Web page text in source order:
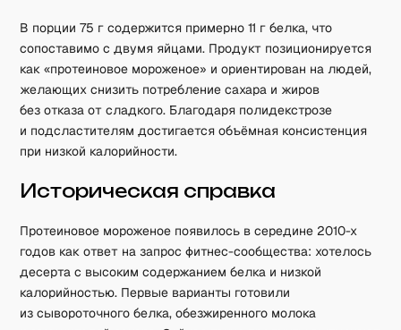
В порции 75 г содержится примерно 11 г белка, что
сопоставимо с двумя яйцами. Продукт позиционируется
как «протеиновое мороженое» и ориентирован на людей,
желающих снизить потребление сахара и жиров
без отказа от сладкого. Благодаря полидекстрозе
и подсластителям достигается объёмная консистенция
при низкой калорийности.
Историческая справка
Протеиновое мороженое появилось в середине 2010-х
годов как ответ на запрос фитнес-сообщества: хотелось
десерта с высоким содержанием белка и низкой
калорийностью. Первые варианты готовили
из сывороточного белка, обезжиренного молока